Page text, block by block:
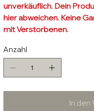
unverkäuflich. Dein
hier abweichen. Keine
mit Verstorbenen.
Anzahl
In den